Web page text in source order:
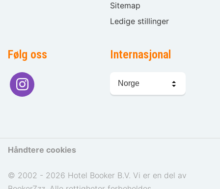
Sitemap
Ledige stillinger
Følg oss Internasjonal
Håndtere cookies
© 2002 - 2026 Hotel Booker B.V. Vi er en del av